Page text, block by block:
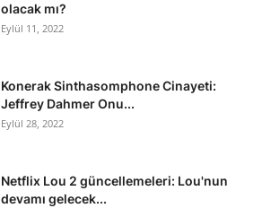
olacak mı?
Eylül 11, 2022
Konerak Sinthasomphone Cinayeti:
Jeffrey Dahmer Onu...
Eylül 28, 2022
Netflix Lou 2 güncellemeleri: Lou'nun
devamı gelecek...